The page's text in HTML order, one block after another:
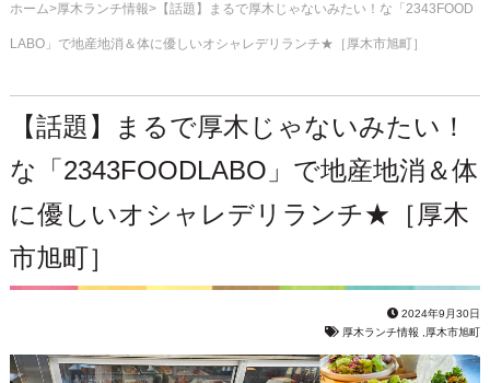
ホーム 厚木ランチ情報 【話題】まるで厚木じゃないみたい！な「2343FOOD
LABO」で地産地消＆体に優しいオシャレデリランチ★［厚木市旭町］
【話題】まるで厚木じゃないみたい！
な「2343FOODLABO」で地産地消＆体
に優しいオシャレデリランチ★［厚木
市旭町］
2024年9月30日
厚木ランチ情報
厚木市旭町